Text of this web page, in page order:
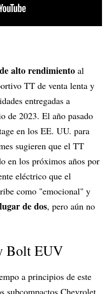
alto rendimiento al
TT de venta lenta y
entregadas a
de 2023. El año pasado
en los EE. UU. para
sugieren que el TT
en los próximos años por
eléctrico que el
como "emocional" y
de dos, pero aún no
Bolt EUV
a principios de este
subcompactos Chevrolet